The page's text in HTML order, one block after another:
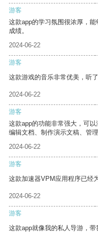
游客
这款app的学习氛围很浓厚，
成绩。
2024-06-22
游客
这款游戏的音乐非常优美，听
2024-06-22
游客
这款app的功能非常强大，可
编辑文档、制作演示文稿、管理
2024-06-22
游客
这款加速器VPM应用程序已经
2024-06-22
游客
这款app就像我的私人导游，带